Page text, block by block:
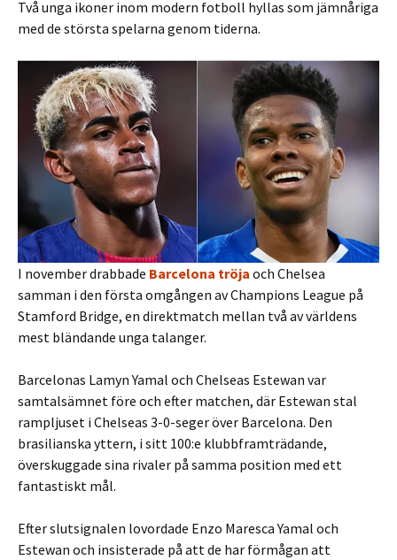
Två unga ikoner inom modern fotboll hyllas som jämnåriga
med de största spelarna genom tiderna.
I november drabbade Barcelona tröja och Chelsea
samman i den första omgången av Champions League på
Stamford Bridge, en direktmatch mellan två av världens
mest bländande unga talanger.
Barcelonas Lamyn Yamal och Chelseas Estewan var
samtalsämnet före och efter matchen, där Estewan stal
rampljuset i Chelseas 3-0-seger över Barcelona. Den
brasilianska yttern, i sitt 100:e klubbframträdande,
överskuggade sina rivaler på samma position med ett
fantastiskt mål.
Efter slutsignalen lovordade Enzo Maresca Yamal och
Estewan och insisterade på att de har förmågan att